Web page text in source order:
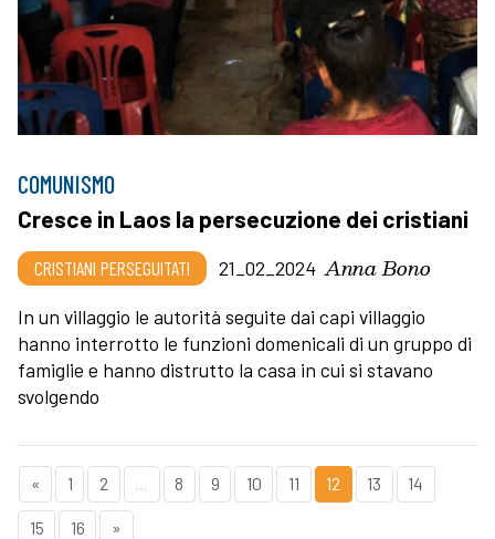
COMUNISMO
Cresce in Laos la persecuzione dei cristiani
CRISTIANI PERSEGUITATI 21_02_2024 Anna Bono
In un villaggio le autorità seguite dai capi villaggio
hanno interrotto le funzioni domenicali di un gruppo di
famiglie e hanno distrutto la casa in cui si stavano
svolgendo
« 1 2 ... 8 9 10 11 12 13 14
15 16 »